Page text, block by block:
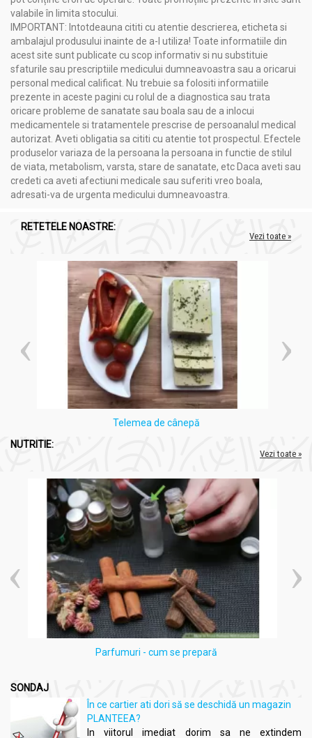
valabile în limita stocului.
IMPORTANT: Intotdeauna cititi cu atentie descrierea, eticheta si
ambalajul produsului inainte de a-l utiliza! Toate informatiile din
acest site sunt publicate cu scop informativ si nu substituie
sfaturile sau prescriptiile medicului dumneavoastra sau a oricarui
personal medical calificat. Nu trebuie sa folositi informatiile
prezente in aceste pagini cu rolul de a diagnostica sau trata
oricare probleme de sanatate sau boala sau de a inlocui
medicamentele si tratamentele prescrise de persoanalul medical
autorizat. Aveti obligatia sa cititi cu atentie tot prospectul. Efectele
produselor variaza de la persoana la persoana in functie de stilul
de viata, metabolism, varsta, stare de sanatate, etc Daca aveti sau
credeti ca aveti afectiuni medicale sau suferiti vreo boala,
adresati-va de urgenta medicului dumneavoastra.
RETETELE NOASTRE:
Vezi toate »
Telemea de cânepă
NUTRITIE:
Vezi toate »
Parfumuri - cum se prepară
SONDAJ
În ce cartier ati dori să se deschidă un magazin
PLANTEEA?
In viitorul imediat dorim sa ne extindem